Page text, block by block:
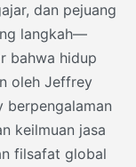
dan pejuang
langkah—
bahwa hidup
oleh Jeffrey
berpengalaman
keilmuan jasa
filsafat global